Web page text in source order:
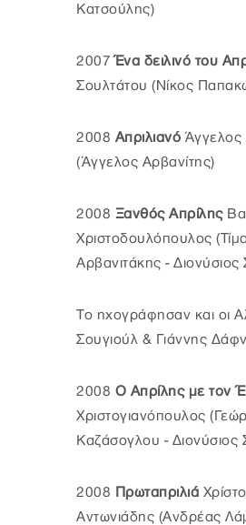
Κατσούλης)
2007Ένα δειλινό του
Σουλτάτου (Νίκος
2008 Απριλιανό Άγγελος
(Άγγελος Αρβανίτης)
2008 Ξανθός Απρίλης
Χριστοδουλόπουλος
Αρβανιτάκης -
Το ηχογράφησαν και οι
Σουγιούλ & Γιάννης
2008 Ο Απρίλης με τον
Χριστογιανόπουλος
Καζάσογλου - Διονύσιος
2008 Πρωταπριλιά
Αντωνιάδης (Ανδρέας